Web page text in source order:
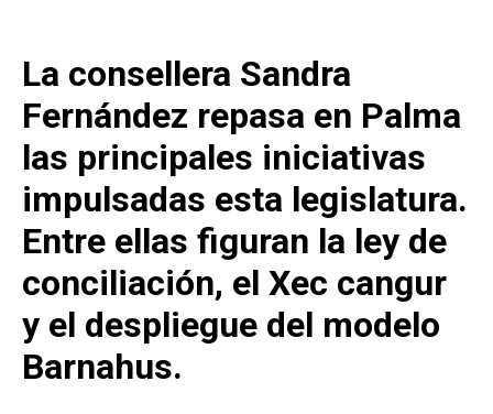
La consellera Sandra
Fernández repasa en Palma
las principales iniciativas
impulsadas esta legislatura.
Entre ellas figuran la ley de
conciliación, el Xec cangur
y el despliegue del modelo
Barnahus.